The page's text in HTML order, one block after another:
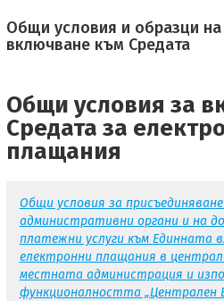
Общи условия и образци на
включване към Средата
Общи условия за
Средата за
плащания
Общи условия за
административни органи и на
платежни услуги към Единната
електронни плащания в
местната администрация и
функционалността „Централен